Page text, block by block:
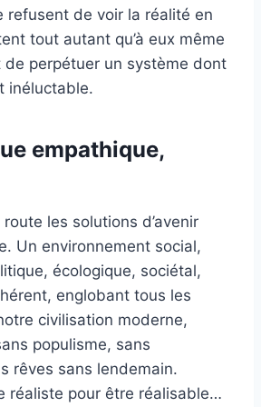
refusent de voir la réalité en
tout autant qu’à eux même
de perpétuer un système dont
inéluctable.
empathique,
les solutions d’avenir
Un environnement social,
écologique, sociétal,
englobant tous les
civilisation moderne,
populisme, sans
rêves sans lendemain.
réaliste pour être réalisable…